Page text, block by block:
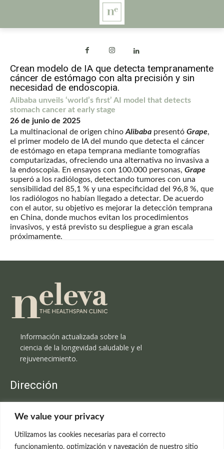
We value your privacy
Utilizamos las cookies necesarias para el correcto
funcionamiento, optimización y navegación de nuestro sitio
Crean modelo de IA que detecta tempranamente
cáncer de estómago con alta precisión y sin
necesidad de endoscopia.
Alibaba unveils ‘world’s first’ AI model that detects
stomach cancer at early stage
26 de junio de 2025
La multinacional de origen chino Alibaba presentó Grape,
el primer modelo de IA del mundo que detecta el cáncer
de estómago en etapa temprana mediante tomografías
computarizadas, ofreciendo una alternativa no invasiva a
la endoscopia. En ensayos con 100.000 personas, Grape
superó a los radiólogos, detectando tumores con una
sensibilidad del 85,1 % y una especificidad del 96,8 %, que
los radiólogos no habían llegado a detectar. De acuerdo
con el autor, su objetivo es mejorar la detección temprana
en China, donde muchos evitan los procedimientos
invasivos, y está previsto su despliegue a gran escala
próximamente.
Información actualizada sobre la
ciencia de la longevidad saludable y el
rejuvenecimiento.
Dirección
C/Claudio Coello, 19 - 1º
699 595 619